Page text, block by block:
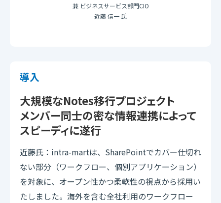
兼 ビジネスサービス部門CIO
近藤 信一 氏
導入
大規模なNotes移行プロジェクト
メンバー同士の密な情報連携によって
スピーディに遂行
近藤氏：intra-martは、SharePointでカバー仕切れ
ない部分（ワークフロー、個別アプリケーション）
を対象に、オープン性かつ柔軟性の視点から採用い
たしました。海外を含む全社利用のワークフロー